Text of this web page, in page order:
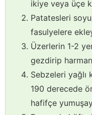
ikiye veya üçe
Patatesleri
fasulyelere
Üzerlerin 1-2
gezdirip
Sebzeleri yağlı
190 derecede
hafifçe